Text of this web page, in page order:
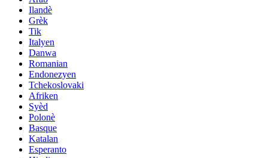
Ilandè
Grèk
Tik
Italyen
Danwa
Romanian
Endonezyen
Tchekoslovaki
Afriken
Syèd
Polonè
Basque
Katalan
Esperanto